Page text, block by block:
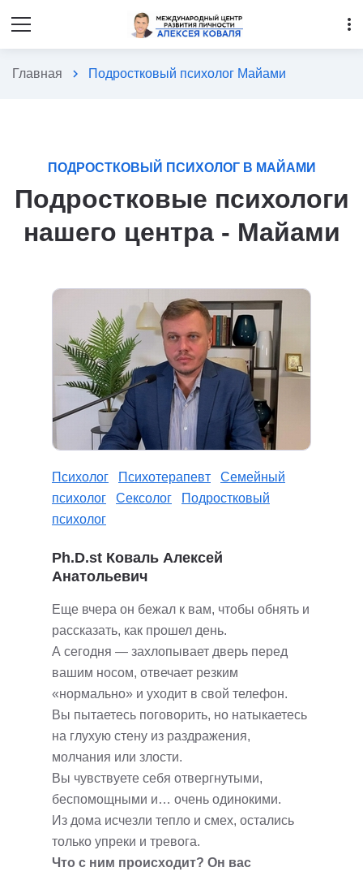
more_vert
Главная chevron_right Подростковый психолог Майами
ПОДРОСТКОВЫЙ ПСИХОЛОГ В МАЙАМИ
Подростковые психологи
нашего центра - Майами
Психолог Психотерапевт
Семейный
психолог
Сексолог
Подростковый
психолог
Ph.D.st Коваль Алексей
Анатольевич
Еще вчера он бежал к вам, чтобы обнять и
рассказать, как прошел день.
А сегодня — захлопывает дверь перед
вашим носом, отвечает резким
«нормально» и уходит в свой телефон.
Вы пытаетесь поговорить, но натыкаетесь
на глухую стену из раздражения,
молчания или злости.
Вы чувствуете себя отвергнутыми,
беспомощными и… очень одинокими.
Из дома исчезли тепло и смех, остались
только упреки и тревога.
Что с ним происходит? Он вас